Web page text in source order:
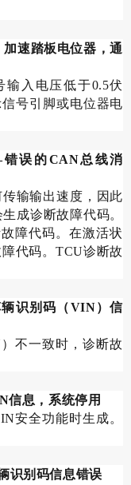
加速踏板电位器，通
输入电压低于0.5伏
号引脚或电位器电
错误的CAN总线消
输输出速度，因此
成诊断故障代码。
障代码。在激活状
代码。 TCU诊断故
识别码（VIN）信
）不一致时，诊断故
信息，系统停用
安全功能时生成。
识别码信息错误